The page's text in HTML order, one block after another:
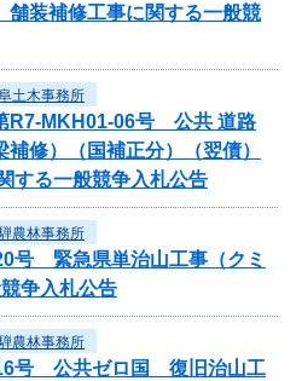
装補修工事に関する一般競
土木事務所
R7-MKH01-06号 公共 道路
修）（国補正分）（翌債）
する一般競争入札公告
農林事務所
号 緊急県単治山工事（クミ
争入札公告
農林事務所
号 公共ゼロ国 復旧治山工